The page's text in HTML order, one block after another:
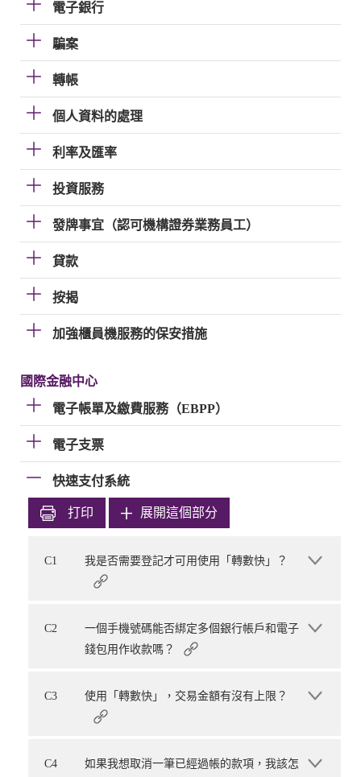
電子銀行
騙案
轉帳
個人資料的處理
利率及匯率
投資服務
發牌事宜（認可機構證券業務員工）
貸款
按揭
加強櫃員機服務的保安措施
國際金融中心
電子帳單及繳費服務（EBPP）
電子支票
快速支付系統
打印 展開這個部分
C1 我是否需要登記才可用使用「轉數快」？
C2
一個手機號碼能否綁定多個銀行帳戶和電子
錢包用作收款嗎？
C3 使用「轉數快」，交易金額有沒有上限？
C4
如果我想取消一筆已經過帳的款項，我該怎